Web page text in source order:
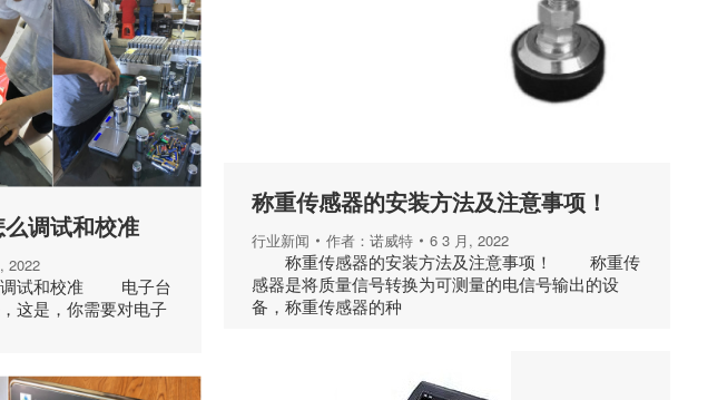
称重传感器的安装方法及注意事项！
行业新闻 作者： 诺威特 6 3 月, 2022
称重传感器的安装方法及注意事项！ 称重传
感器是将质量信号转换为可测量的电信号输出的设
备，称重传感器的种
调试和校准
2022
调试和校准 电子台
这是，你需要对电子